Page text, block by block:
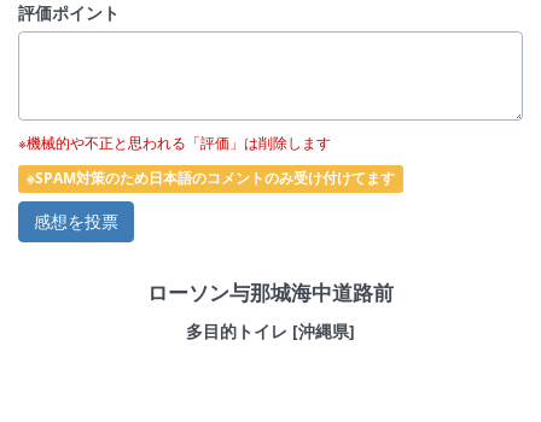
評価ポイント
※機械的や不正と思われる「評価」は削除します
※SPAM対策のため日本語のコメントのみ受け付けてます
ローソン与那城海中道路前
多目的トイレ [沖縄県]